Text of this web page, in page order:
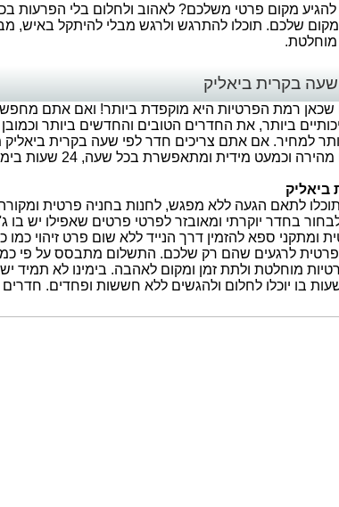
מקום פרטי משלכם? לאהוב ולחלום בלי הפרעות
שלכם. תוכלו להתרגש ולרגש מבלי להיתקל באיש,
מוחלטת.
בקרית ביאליק
שכאן רמת הפרטיות היא מוקפדת ביותר! ואם אתם
ביותר, את החדרים הטובים והחדשים ביותר
למחיר. אם אתם צריכים חדר לפי שעה בקרית ביאליק
וכמעט מידית ומתאפשרת בכל שעה, 24 שעות ביממה.
ביאליק
ותוכלו לתאם הגעה ללא מפגש, לחנות בחניה פרטית
בחדר יוקרתי ומאובזר לפרטי פרטים שאפילו יש בו
ומתקני ספא להזמין דרך הנייד ללא שום פרט זיהוי כמו
פרטית לרגעים שהם רק שלכם. התשלום מתבסס על פי
מוחלטת ולתת זמן ומקום לאהבה. בימינו לא תמיד
בו יוכלו לחלום ולהגשים ללא חששות ופחדים.